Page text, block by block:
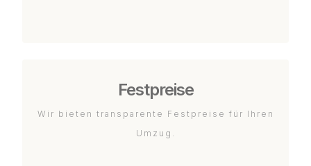
Festpreise
Wir bieten transparente Festpreise für Ihren
Umzug.